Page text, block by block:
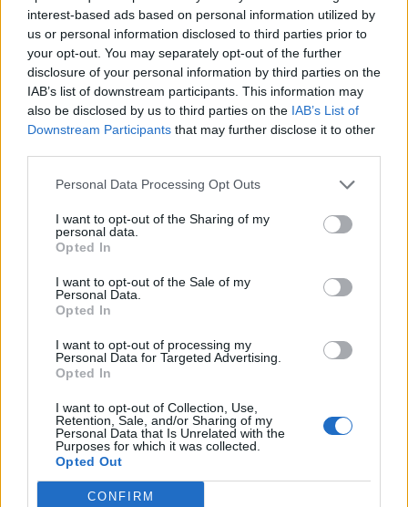
interest-based ads based on personal information utilized by
us or personal information disclosed to third parties prior to
your opt-out. You may separately opt-out of the further
disclosure of your personal information by third parties on the
IAB’s list of downstream participants. This information may
also be disclosed by us to third parties on the IAB’s List of
Downstream Participants that may further disclose it to other
Personal Data Processing Opt Outs
I want to opt-out of the Sharing of my
personal data.
Opted In
I want to opt-out of the Sale of my
Personal Data.
Opted In
I want to opt-out of processing my
Personal Data for Targeted Advertising.
Opted In
I want to opt-out of Collection, Use,
Retention, Sale, and/or Sharing of my
Personal Data that Is Unrelated with the
Purposes for which it was collected.
Opted Out
CONFIRM
Luis Miguel
Los Temerarios
Thalia
Ricardo Montaner
Café Tacuba